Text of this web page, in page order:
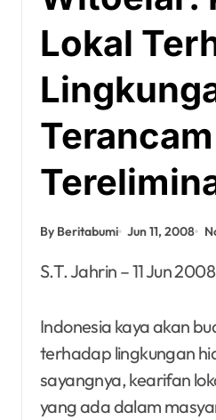
Lokal
Terancam
By Beritabumi Jun 11, 2008
S.T. Jahrin – 11 Jun 2008
Indonesia kaya akan
terhadap lingkungan
sayangnya, kearifan
yang ada dalam